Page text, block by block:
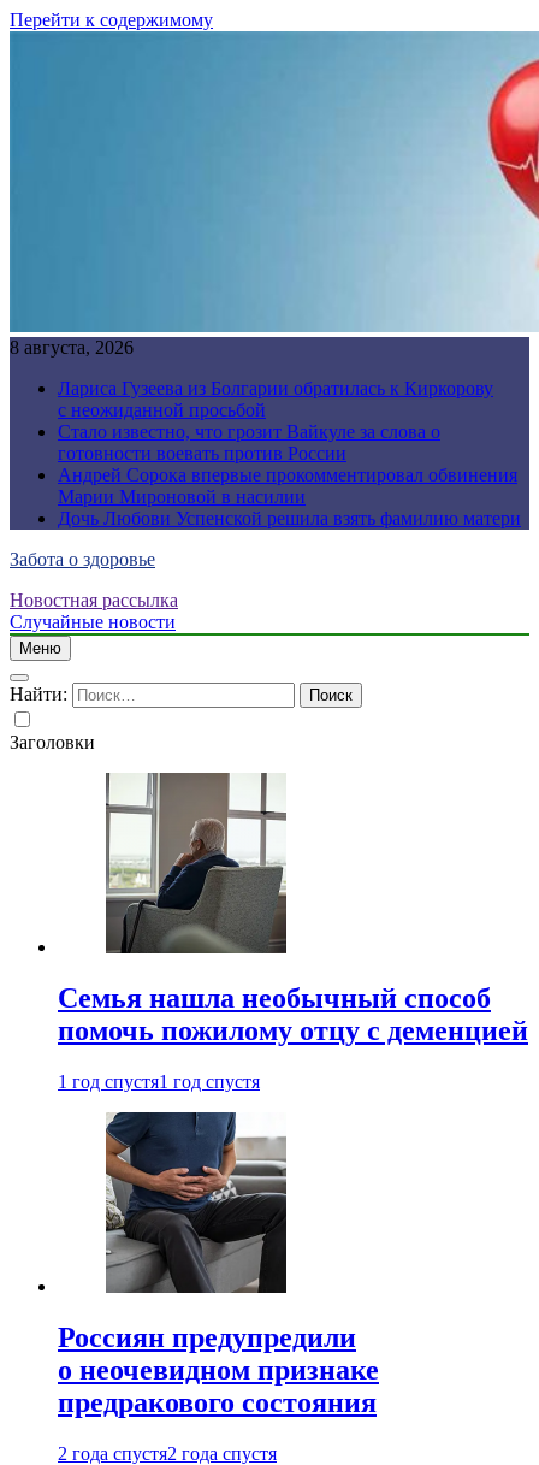
Перейти к содержимому
8 августа, 2026
Лариса Гузеева из Болгарии обратилась к Киркорову
с неожиданной просьбой
Стало известно, что грозит Вайкуле за слова о
готовности воевать против России
Андрей Сорока впервые прокомментировал обвинения
Марии Мироновой в насилии
Дочь Любови Успенской решила взять фамилию матери
Забота о здоровье
Новостная рассылка
Случайные новости
Меню
Найти:
Заголовки
Семья нашла необычный способ
помочь пожилому отцу с деменцией
1 год спустя1 год спустя
Россиян предупредили
о неочевидном признаке
предракового состояния
2 года спустя2 года спустя